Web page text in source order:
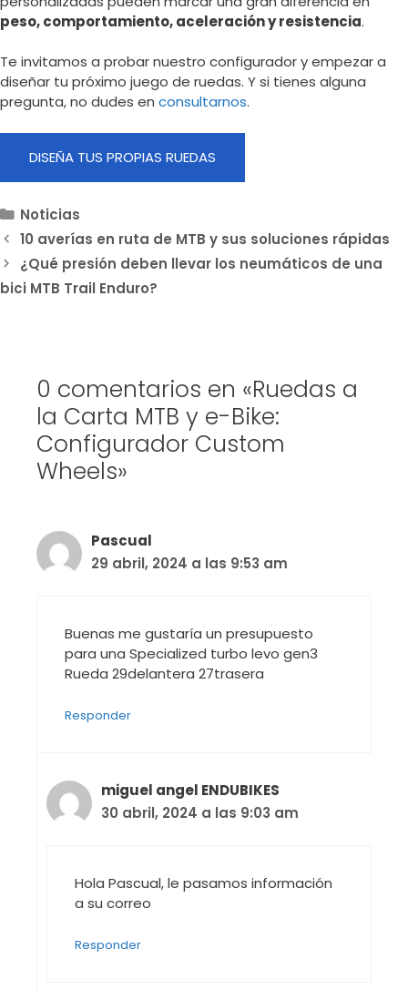
peso, comportamiento, aceleración y resistencia.
Te invitamos a probar nuestro configurador y empezar a
diseñar tu próximo juego de ruedas. Y si tienes alguna
pregunta, no dudes en consultarnos.
DISEÑA TUS PROPIAS RUEDAS
Categorías
Noticias
10 averías en ruta de MTB y sus soluciones rápidas
¿Qué presión deben llevar los neumáticos de una
bici MTB Trail Enduro?
0 comentarios en «Ruedas a
la Carta MTB y e-Bike:
Configurador Custom
Wheels»
Pascual
29 abril, 2024 a las 9:53 am
Buenas me gustaría un presupuesto
para una Specialized turbo levo gen3
Rueda 29delantera 27trasera
Responder
miguel angel ENDUBIKES
30 abril, 2024 a las 9:03 am
Hola Pascual, le pasamos información
a su correo
Responder